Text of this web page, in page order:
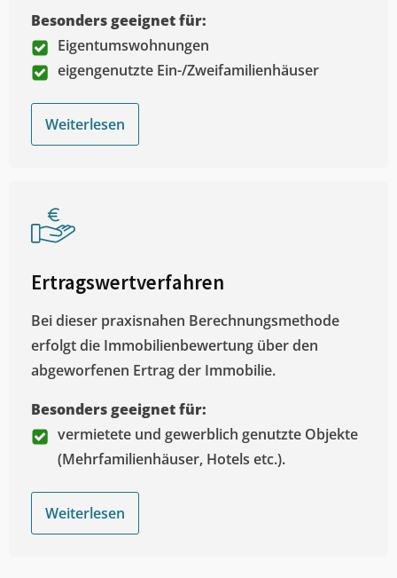
Besonders geeignet für:
Eigentumswohnungen
eigengenutzte Ein-/Zweifamilienhäuser
Weiterlesen
Ertragswertverfahren
Bei dieser praxisnahen Berechnungsmethode
erfolgt die Immobilienbewertung über den
abgeworfenen Ertrag der Immobilie.
Besonders geeignet für:
vermietete und gewerblich genutzte Objekte
(Mehrfamilienhäuser, Hotels etc.).
Weiterlesen